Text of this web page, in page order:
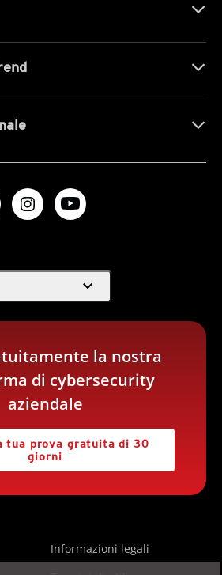
expand_more
la nostra
di cybersecurity
aziendale
tua prova gratuita di 30
giorni
Informazioni legali